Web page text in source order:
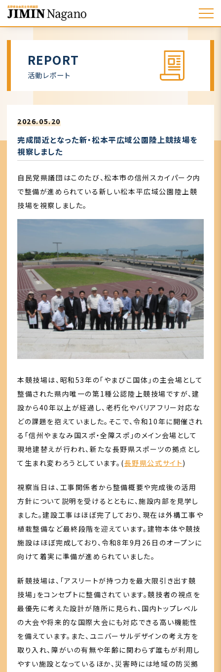
REPORT
活動レポート
2026.05.20
完成間近となった新・松本平広域公園陸上競技場を
視察しました
自民党県議団はこのたび、松本市の信州スカイパーク内
で整備が進められている新しい松本平広域公園陸上競
技場を視察しました。
本競技場は、昭和53年の「やまびこ国体」の主会場として
整備された県内唯一の第1種公認陸上競技場ですが、建
設から40年以上が経過し、老朽化やバリアフリー対応な
どの課題を抱えていました。そこで、令和10年に開催され
る「信州やまなみ国スポ・全障スポ」のメイン会場として
現地建替えが行われ、新たな長野県スポーツの拠点とし
て生まれ変わろうとしています。(長野県公式サイト)
視察当日は、工事関係者から整備概要や完成後の活用
方針について説明を受けるとともに、施設内部を見学し
ました。建設工事はほぼ完了しており、現在は外構工事や
植栽整備など最終段階を迎えています。建物本体や競技
施設はほぼ完成しており、令和8年9月26日のオープンに
向けて着実に準備が進められていました。
新競技場は、「アスリートが持つ力を最大限引き出す競
技場」をコンセプトに整備されています。競技者の視点を
最優先に考えた設計が随所に見られ、国内トップレベル
の大会や将来的な国際大会にも対応できる高い機能性
を備えています。また、ユニバーサルデザインの考え方を
取り入れ、障がいの有無や年齢に関わらず誰もが利用し
やすい施設となっているほか、災害時には地域の防災拠